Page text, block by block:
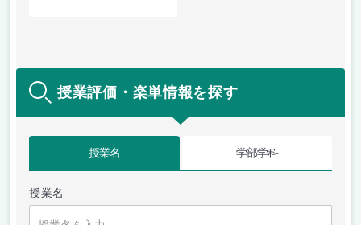
授業評価・楽単情報を探す
授業名 学部学科
授業名